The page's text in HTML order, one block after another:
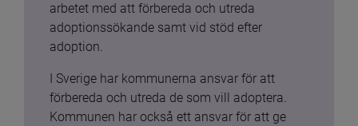
arbetet med att förbereda och utreda
adoptionssökande samt vid stöd efter
adoption.
I Sverige har kommunerna ansvar för att
förbereda och utreda de som vill adoptera.
Kommunen har också ett ansvar för att ge